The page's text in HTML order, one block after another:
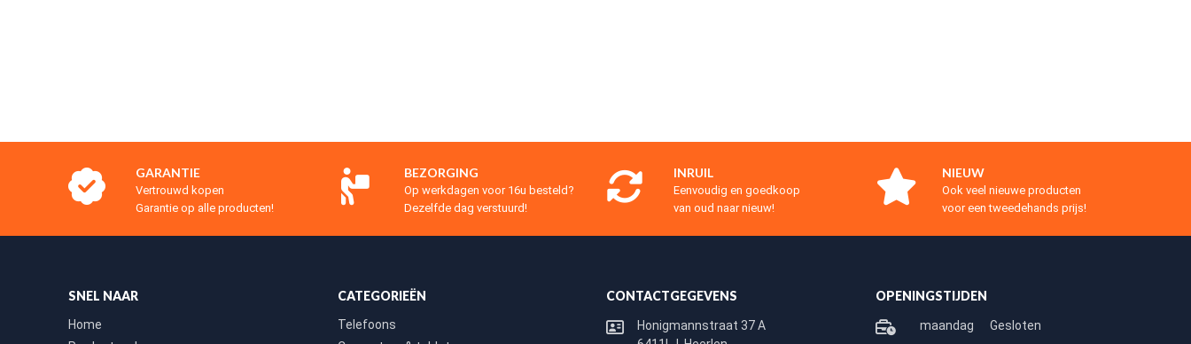
GARANTIE
Vertrouwd kopen
Garantie op alle producten!
BEZORGING
Op werkdagen voor 16u besteld?
Dezelfde dag verstuurd!
INRUIL
Eenvoudig en goedkoop
van oud naar nieuw!
NIEUW
Ook veel nieuwe producten
voor een tweedehands prijs!
SNEL NAAR
Home
CATEGORIEËN
Telefoons
CONTACTGEGEVENS
Honigmannstraat 37 A
OPENINGSTIJDEN
maandag Gesloten